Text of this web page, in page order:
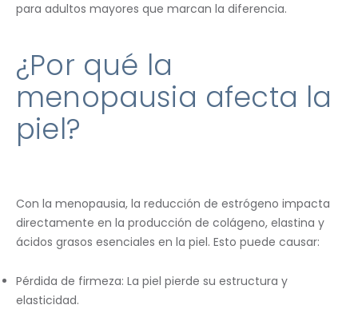
para adultos mayores que marcan la diferencia.
¿Por qué la
menopausia afecta la
piel?
Con la menopausia, la reducción de estrógeno impacta
directamente en la producción de colágeno, elastina y
ácidos grasos esenciales en la piel. Esto puede causar:
Pérdida de firmeza: La piel pierde su estructura y
elasticidad.